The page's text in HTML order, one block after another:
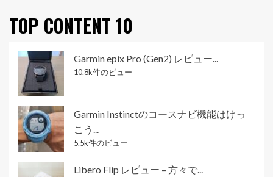
TOP CONTENT 10
Garmin epix Pro (Gen2) レビュー...
10.8k件のビュー
Garmin Instinctのコースナビ機能はけっ
こう...
5.5k件のビュー
Libero Flip レビュー – 方々で...